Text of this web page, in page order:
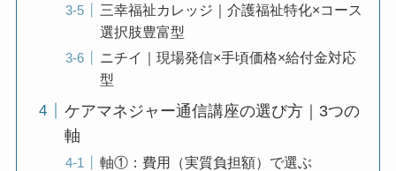
三幸福祉カレッジ｜介護福祉特化×コース
選択肢豊富型
ニチイ｜現場発信×手頃価格×給付金対応
型
ケアマネジャー通信講座の選び方｜3つの
軸
軸①：費用（実質負担額）で選ぶ